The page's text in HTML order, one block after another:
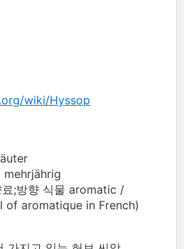
wiki/Hyssop
mehrjährig
료;방향 식물 aromatic /
of aromatique in French)